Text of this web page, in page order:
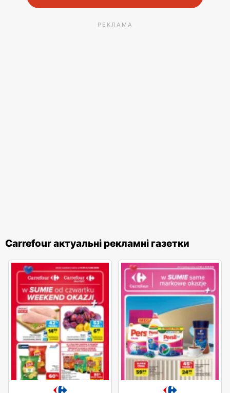
РЕКЛАМА
Carrefour актуальні рекламні газетки